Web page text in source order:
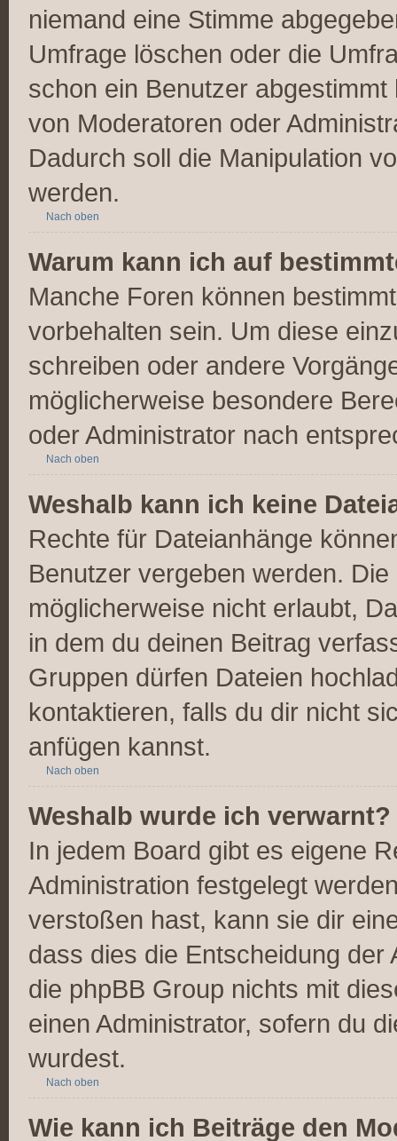
niemand eine Stimme
Umfrage löschen oder die
schon ein Benutzer
von Moderatoren oder
Dadurch soll die Manipulation
werden.
Nach oben
Warum kann ich auf
Manche Foren können
vorbehalten sein. Um diese
schreiben oder andere
möglicherweise besondere
oder Administrator nach
Nach oben
Weshalb kann ich keine
Rechte für Dateianhänge
Benutzer vergeben werden.
möglicherweise nicht erlaubt,
in dem du deinen Beitrag
Gruppen dürfen Dateien
kontaktieren, falls du dir nicht
anfügen kannst.
Nach oben
Weshalb wurde ich verwarnt?
In jedem Board gibt es eigene
Administration festgelegt
verstoßen hast, kann sie dir
dass dies die Entscheidung
die phpBB Group nichts mit
einen Administrator, sofern du
wurdest.
Nach oben
Wie kann ich Beiträge den